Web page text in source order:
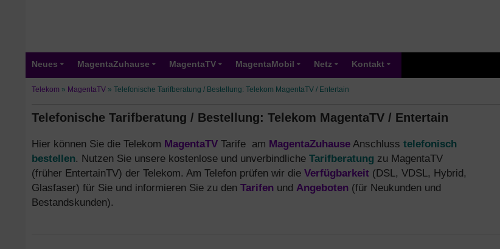
Neues MagentaZuhause MagentaTV MagentaMobil Netz Kontakt
Telekom » MagentaTV » Telefonische Tarifberatung / Bestellung: Telekom MagentaTV / Entertain
Telefonische Tarifberatung / Bestellung: Telekom MagentaTV / Entertain
Hier können Sie die Telekom MagentaTV Tarife am MagentaZuhause Anschluss telefonisch
bestellen. Nutzen Sie unsere kostenlose und unverbindliche Tarifberatung zu MagentaTV
(früher EntertainTV) der Telekom. Am Telefon prüfen wir die Verfügbarkeit (DSL, VDSL, Hybrid,
Glasfaser) für Sie und informieren Sie zu den Tarifen und Angeboten (für Neukunden und
Bestandskunden).